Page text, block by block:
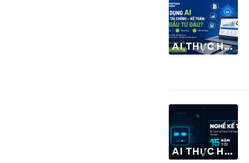
AI THỰC HÀNH
AI THỰC HÀNH